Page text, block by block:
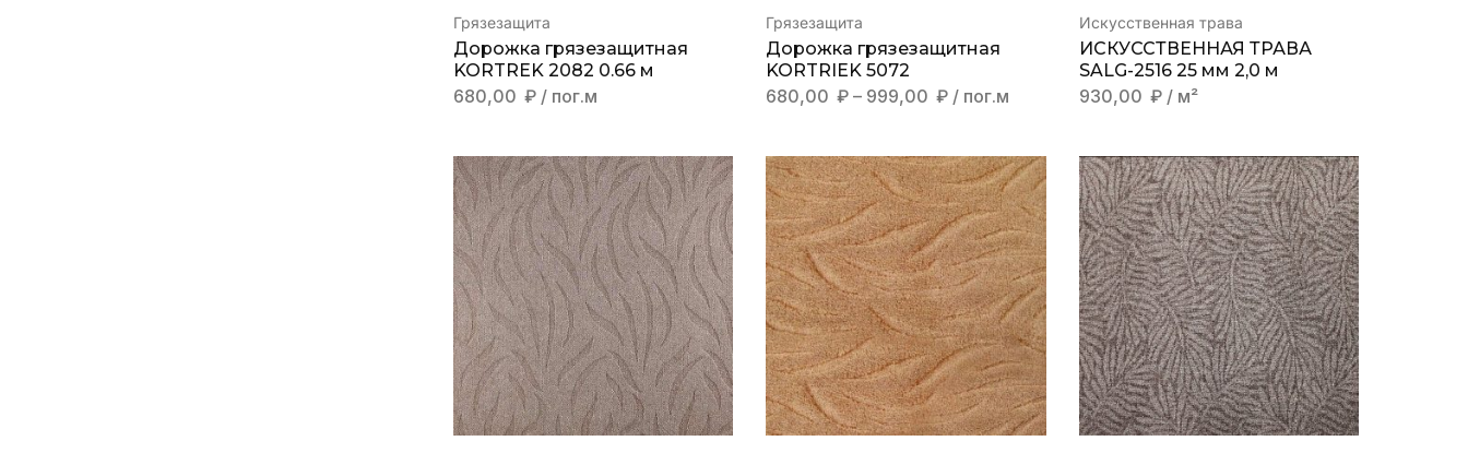
Грязезащита
Дорожка грязезащитная
KORTREK 2082 0.66 м
680,00 ₽ / пог.м
Грязезащита
Дорожка грязезащитная
KORTRIEK 5072
680,00 ₽ – 999,00 ₽ / пог.м
Искусственная трава
ИСКУССТВЕННАЯ ТРАВА
SALG-2516 25 мм 2,0 м
930,00 ₽ / м²